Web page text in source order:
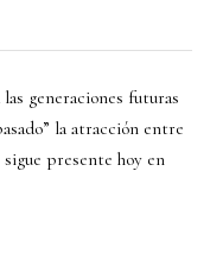
generaciones futuras
la atracción entre
presente hoy en